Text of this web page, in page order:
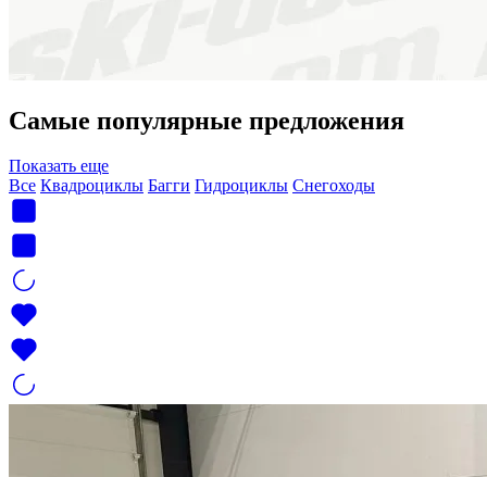
Самые популярные предложения
Показать еще
Все Квадроциклы Багги Гидроциклы Снегоходы